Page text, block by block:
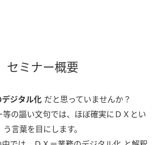
セミナー概要
デジタル化 だと思っていませんか？
等の謳い文句では、ほぼ確実にＤＸとい
う言葉を目にします。